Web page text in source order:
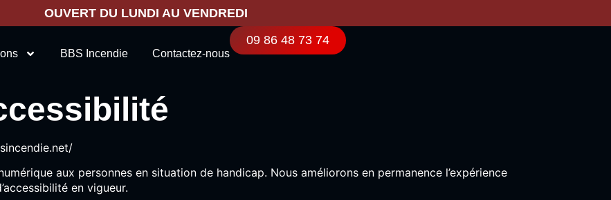
OUVERT DU LUNDI AU VENDREDI
BBS Incendie Contactez-nous
09 86 48 73 74
aux personnes en situation de handicap. Nous améliorons en permanence l’expérience
en vigueur.